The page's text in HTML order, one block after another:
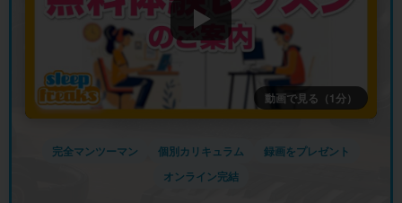
動画で見る（1分）
完全マンツーマン 個別カリキュラム
録画をプレゼント
オンライン完結